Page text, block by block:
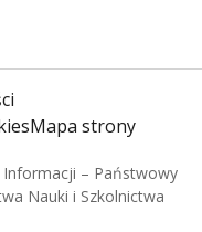
Mapa strony
Informacji – Państwowy
Nauki i Szkolnictwa